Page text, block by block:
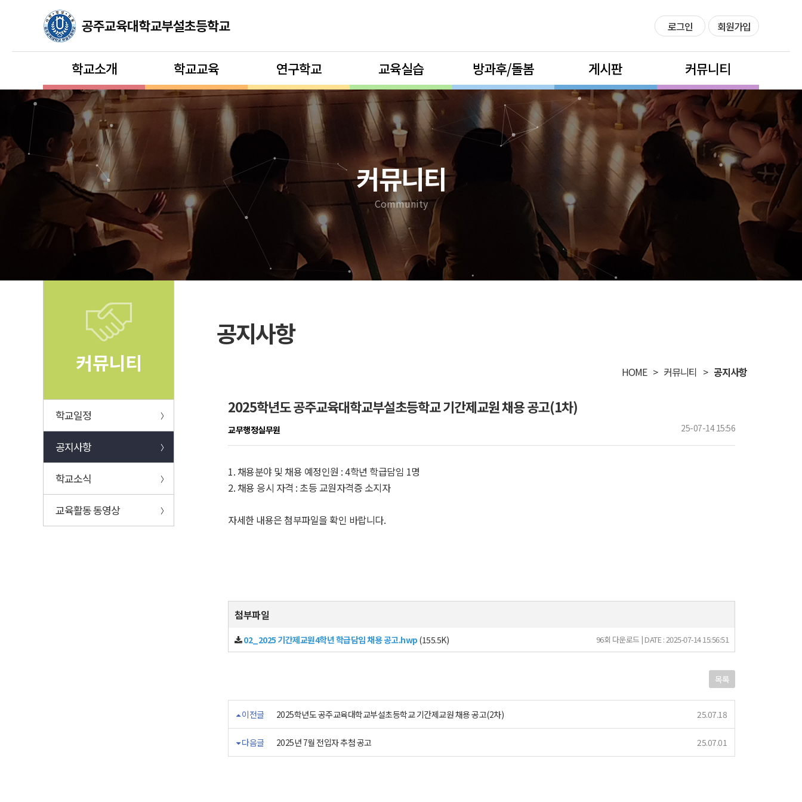
로그인 회원가입
학교소개 학교교육 연구학교 교육실습 방과후/돌봄 게시판 커뮤니티
커뮤니티
Community
커뮤니티
학교일정 〉
공지사항 〉
학교소식 〉
교육활동 동영상 〉
공지사항
HOME 커뮤니티 공지사항
2025학년도 공주교육대학교부설초등학교 기간제교원 채용 공고(1차)
교무행정실무원 25-07-14 15:56
1. 채용분야 및 채용 예정인원 : 4학년 학급담임 1명
2. 채용 응시 자격 : 초등 교원자격증 소지자
자세한 내용은 첨부파일을 확인 바랍니다.
첨부파일
02_2025 기간제교원4학년 학급담임 채용 공고.hwp (155.5K) 96회 다운로드 | DATE : 2025-07-14 15:56:51
목록
이전글 2025학년도 공주교육대학교부설초등학교 기간제교원 채용 공고(2차) 25.07.18
다음글 2025년 7월 전입자 추첨 공고 25.07.01